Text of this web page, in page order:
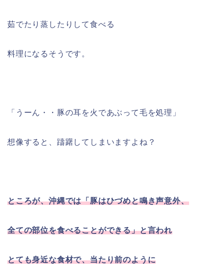
茹でたり蒸したりして食べる
料理になるそうです。
「うーん・・豚の耳を火であぶって毛を処理」
想像すると、躊躇してしまいますよね？
ところが、沖縄では「豚はひづめと鳴き声意外、
全ての部位を食べることができる」と言われ
とても身近な食材で、当たり前のように